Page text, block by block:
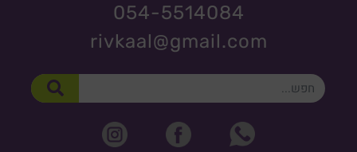
054-5514084
rivkaal@gmail.com
חיפוש